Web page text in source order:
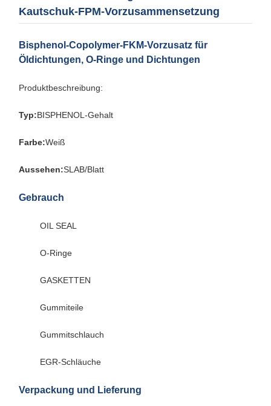
Kautschuk-FPM-Vorzusammensetzung
Bisphenol-Copolymer-FKM-Vorzusatz für
Öldichtungen, O-Ringe und Dichtungen
Produktbeschreibung:
Typ:BISPHENOL-Gehalt
Farbe:Weiß
Aussehen:SLAB/Blatt
Gebrauch
OIL SEAL
O-Ringe
GASKETTEN
Gummiteile
Gummitschlauch
EGR-Schläuche
Verpackung und Lieferung